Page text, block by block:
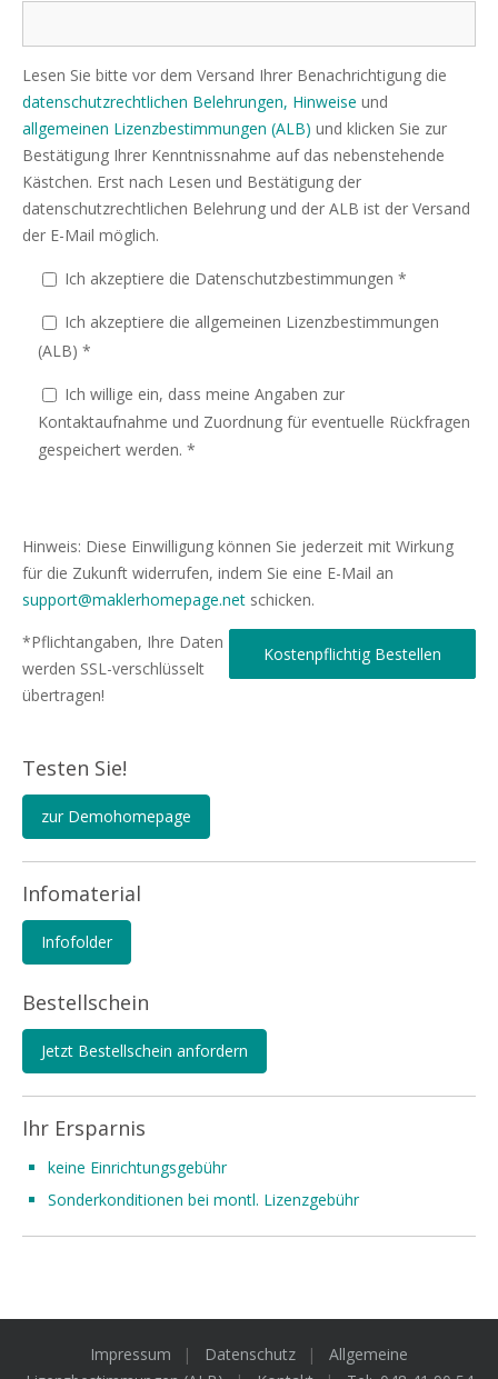
Lesen Sie bitte vor dem Versand Ihrer Benachrichtigung die
datenschutzrechtlichen Belehrungen, Hinweise und
allgemeinen Lizenzbestimmungen (ALB) und klicken Sie zur
Bestätigung Ihrer Kenntnissnahme auf das nebenstehende
Kästchen. Erst nach Lesen und Bestätigung der
datenschutzrechtlichen Belehrung und der ALB ist der Versand
der E-Mail möglich.
Ich akzeptiere die Datenschutzbestimmungen *
Ich akzeptiere die allgemeinen Lizenzbestimmungen
(ALB) *
Ich willige ein, dass meine Angaben zur
Kontaktaufnahme und Zuordnung für eventuelle Rückfragen
gespeichert werden. *
Hinweis: Diese Einwilligung können Sie jederzeit mit Wirkung
für die Zukunft widerrufen, indem Sie eine E-Mail an
support@maklerhomepage.net schicken.
*Pflichtangaben, Ihre Daten
werden SSL-verschlüsselt
übertragen!
Testen Sie!
zur Demohomepage
Infomaterial
Infofolder
Bestellschein
Jetzt Bestellschein anfordern
Ihr Ersparnis
keine Einrichtungsgebühr
Sonderkonditionen bei montl. Lizenzgebühr
Impressum Datenschutz
Allgemeine